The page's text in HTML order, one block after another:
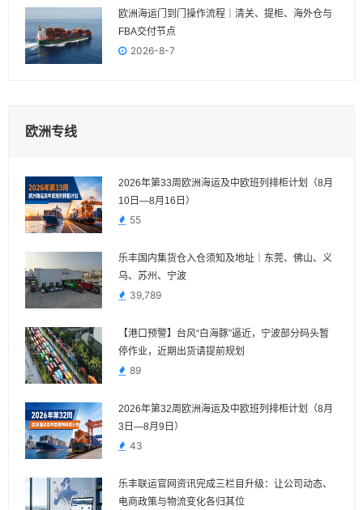
欧洲海运门到门操作流程｜清关、提柜、海外仓与
FBA交付节点
2026-8-7
欧洲专线
2026年第33周欧洲海运及中欧班列排柜计划（8月
10日—8月16日）
55
乐丰国内集货仓入仓须知及地址｜东莞、佛山、义
乌、苏州、宁波
39,789
【港口预警】台风“白海豚”逼近，宁波部分码头暂
停作业，近期出货请提前规划
89
2026年第32周欧洲海运及中欧班列排柜计划（8月
3日—8月9日）
43
乐丰联运官网资讯完成三栏目升级：让公司动态、
电商政策与物流变化各归其位